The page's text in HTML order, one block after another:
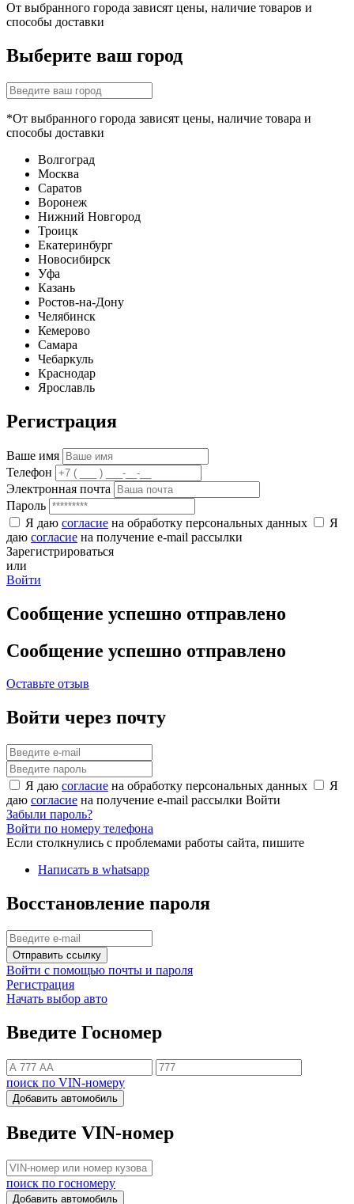
От выбранного города зависят цены, наличие товаров и
способы доставки
Выберите ваш город
*От выбранного города зависят цены, наличие товара и
способы доставки
Волгоград
Москва
Саратов
Воронеж
Нижний Новгород
Троицк
Екатеринбург
Новосибирск
Уфа
Казань
Ростов-на-Дону
Челябинск
Кемерово
Самара
Чебаркуль
Краснодар
Ярославль
Регистрация
Ваше имя
Телефон
Электронная почта
Пароль
Я даю согласие на обработку персональных данных
Я
даю согласие на получение e-mail рассылки
Зарегистрироваться
или
Войти
Сообщение успешно отправлено
Сообщение успешно отправлено
Оставьте отзыв
Войти через почту
Я даю согласие на обработку персональных данных
Я
даю согласие на получение e-mail рассылки Войти
Забыли пароль?
Войти по номеру телефона
Если столкнулись с проблемами работы сайта, пишите
Написать в whatsapp
Восстановление пароля
Отправить ссылку
Войти с помощью почты и пароля
Регистрация
Начать выбор авто
Введите Госномер
поиск по VIN-номеру
Добавить автомобиль
Введите VIN-номер
поиск по госномеру
Добавить автомобиль